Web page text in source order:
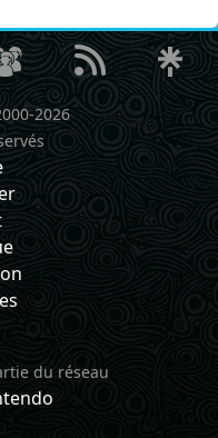
2026
du réseau